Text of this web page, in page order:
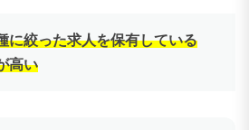
に絞った求人を保有している
高い